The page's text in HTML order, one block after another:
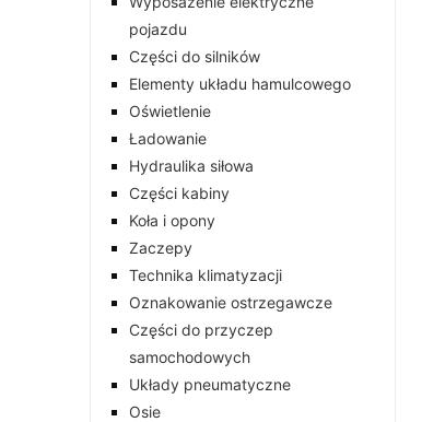
pojazdu
Części do silników
Elementy układu hamulcowego
Oświetlenie
Ładowanie
Hydraulika siłowa
Części kabiny
Koła i opony
Zaczepy
Technika klimatyzacji
Oznakowanie ostrzegawcze
Części do przyczep
samochodowych
Układy pneumatyczne
Osie